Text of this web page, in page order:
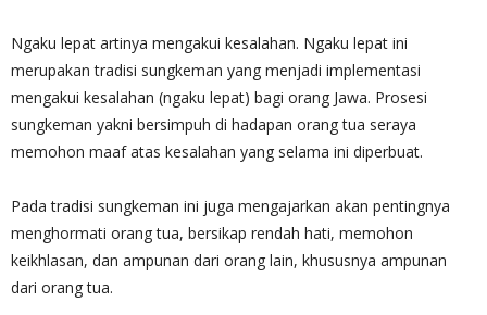
Ngaku lepat artinya mengakui kesalahan. Ngaku lepat ini
merupakan tradisi sungkeman yang menjadi implementasi
mengakui kesalahan (ngaku lepat) bagi orang Jawa. Prosesi
sungkeman yakni bersimpuh di hadapan orang tua seraya
memohon maaf atas kesalahan yang selama ini diperbuat.
Pada tradisi sungkeman ini juga mengajarkan akan pentingnya
menghormati orang tua, bersikap rendah hati, memohon
keikhlasan, dan ampunan dari orang lain, khususnya ampunan
dari orang tua.